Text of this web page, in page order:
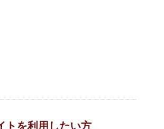
トを利用したい方